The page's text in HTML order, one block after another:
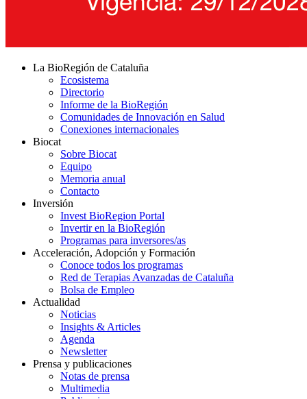
La BioRegión de Cataluña
Ecosistema
Directorio
Informe de la BioRegión
Comunidades de Innovación en Salud
Conexiones internacionales
Biocat
Sobre Biocat
Equipo
Memoria anual
Contacto
Inversión
Invest BioRegion Portal
Invertir en la BioRegión
Programas para inversores/as
Acceleración, Adopción y Formación
Conoce todos los programas
Red de Terapias Avanzadas de Cataluña
Bolsa de Empleo
Actualidad
Noticias
Insights & Articles
Agenda
Newsletter
Prensa y publicaciones
Notas de prensa
Multimedia